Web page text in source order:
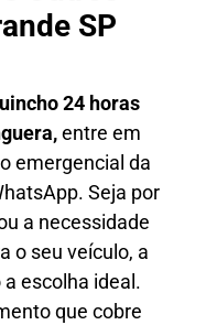
SP
24 horas
entre em
emergencial da
Seja por
a necessidade
o seu veículo, a
escolha ideal.
que cobre